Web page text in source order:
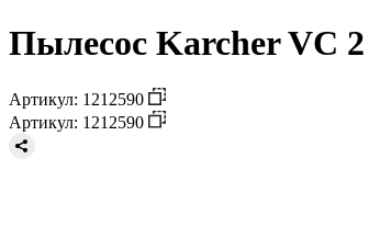
Пылесос Karcher VC
Артикул: 1212590
Артикул: 1212590